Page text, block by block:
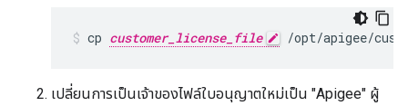
cp customer_license_file /opt/apigee/
เปลี่ยนการเป็นเจ้าของไฟล์ใบอนุญาตใหม่เป็น "Apigee" ผู้